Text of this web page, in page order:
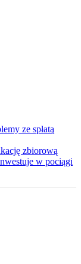
ze spłatą
zbiorową
w pociągi